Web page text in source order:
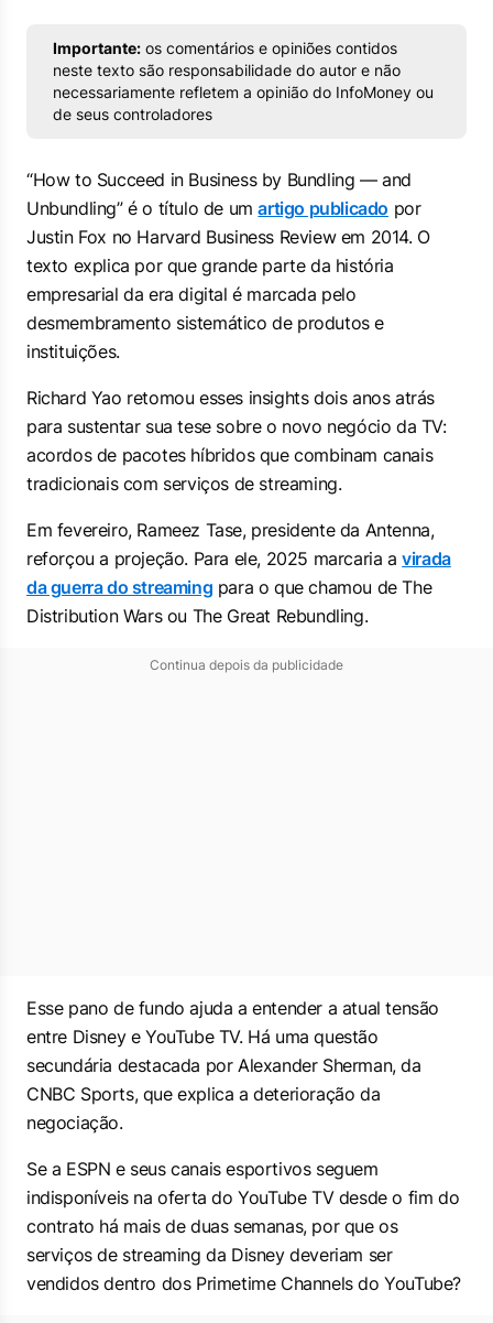
Importante: os comentários e opiniões contidos
neste texto são responsabilidade do autor e não
necessariamente refletem a opinião do InfoMoney ou
de seus controladores
“How to Succeed in Business by Bundling — and
Unbundling” é o título de umartigo publicado por
Justin Fox no Harvard Business Review em 2014. O
texto explica por que grande parte da história
empresarial da era digital é marcada pelo
desmembramento sistemático de produtos e
instituições.
Richard Yao retomou esses insights dois anos atrás
para sustentar sua tese sobre o novo negócio da TV:
acordos de pacotes híbridos que combinam canais
tradicionais com serviços de streaming.
Em fevereiro, Rameez Tase, presidente da Antenna,
reforçou a projeção. Para ele, 2025 marcaria avirada
da guerra do streaming para o que chamou de The
Distribution Wars ou The Great Rebundling.
Continua depois da publicidade
Esse pano de fundo ajuda a entender a atual tensão
entre Disney e YouTube TV. Há uma questão
secundária destacada por Alexander Sherman, da
CNBC Sports, que explica a deterioração da
negociação.
Se a ESPN e seus canais esportivos seguem
indisponíveis na oferta do YouTube TV desde o fim do
contrato há mais de duas semanas, por que os
serviços de streaming da Disney deveriam ser
vendidos dentro dos Primetime Channels do YouTube?